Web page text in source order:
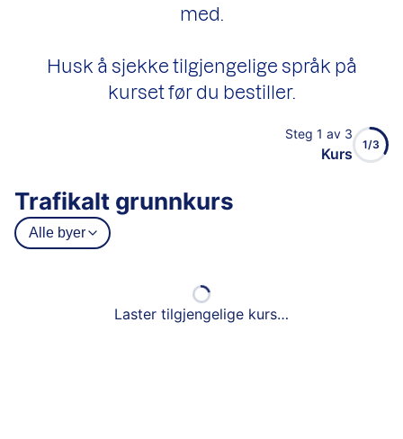
med.
Husk å sjekke tilgjengelige språk på
kurset før du bestiller.